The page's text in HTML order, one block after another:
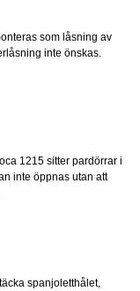
som låsning av
inte önskas.
1215 sitter pardörrar i
inte öppnas utan att
spanjoletthålet,